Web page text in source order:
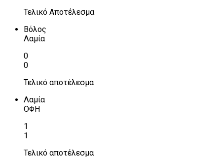
Τελικό Αποτέλεσμα
Βόλος
Λαμία
0
0
Τελικό αποτέλεσμα
Λαμία
ΟΦΗ
1
1
Τελικό αποτέλεσμα